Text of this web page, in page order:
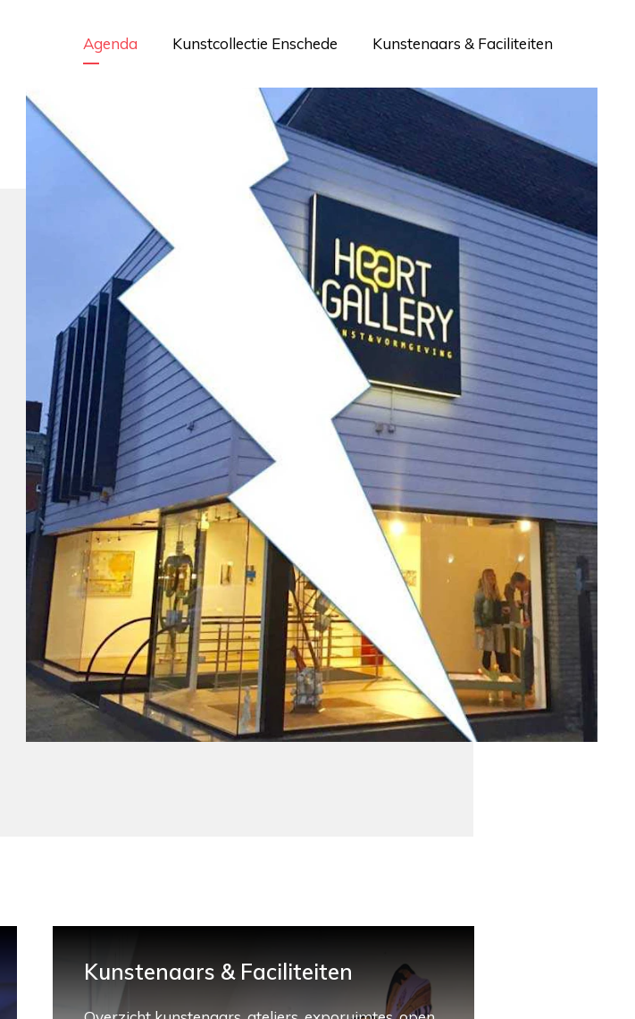
Agenda Kunstcollectie Enschede Kunstenaars & Faciliteiten
Kunstenaars & Faciliteiten